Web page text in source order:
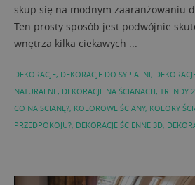
skup się na modnym zaaranżowaniu
Ten prosty sposób jest podwójnie
wnętrza kilka ciekawych ...
DEKORACJE, DEKORACJE DO SYPIALNI,
NATURALNE, DEKORACJE NA ŚCIANACH, TRENDY
CO NA SCIANĘ?, KOLOROWE ŚCIANY, KOLORY
PRZEDPOKOJU?, DEKORACJE ŚCIENNE 3D,